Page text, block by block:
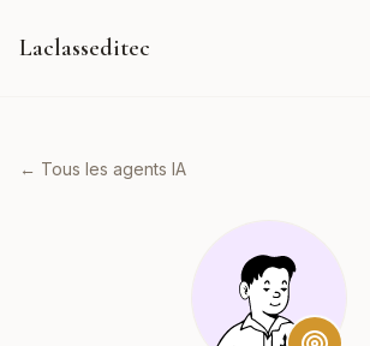
Laclasseditec
← Tous les agents IA